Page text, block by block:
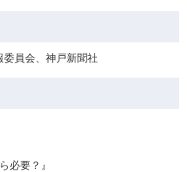
員会、神戸新聞社
必要？』